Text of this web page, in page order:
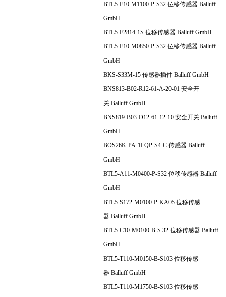
BTL5-E10-M1100-P-S32 位移传感器 Balluff
GmbH
BTL5-F2814-1S 位移传感器 Balluff GmbH
BTL5-E10-M0850-P-S32 位移传感器 Balluff
GmbH
BKS-S33M-15 传感器插件 Balluff GmbH
BNS813-B02-R12-61-A-20-01 安全开
关 Balluff GmbH
BNS819-B03-D12-61-12-10 安全开关 Balluff
GmbH
BOS26K-PA-1LQP-S4-C 传感器 Balluff
GmbH
BTL5-A11-M0400-P-S32 位移传感器 Balluff
GmbH
BTL5-S172-M0100-P-KA05 位移传感
器 Balluff GmbH
BTL5-C10-M0100-B-S 32 位移传感器 Balluff
GmbH
BTL5-T110-M0150-B-S103 位移传感
器 Balluff GmbH
BTL5-T110-M1750-B-S103 位移传感